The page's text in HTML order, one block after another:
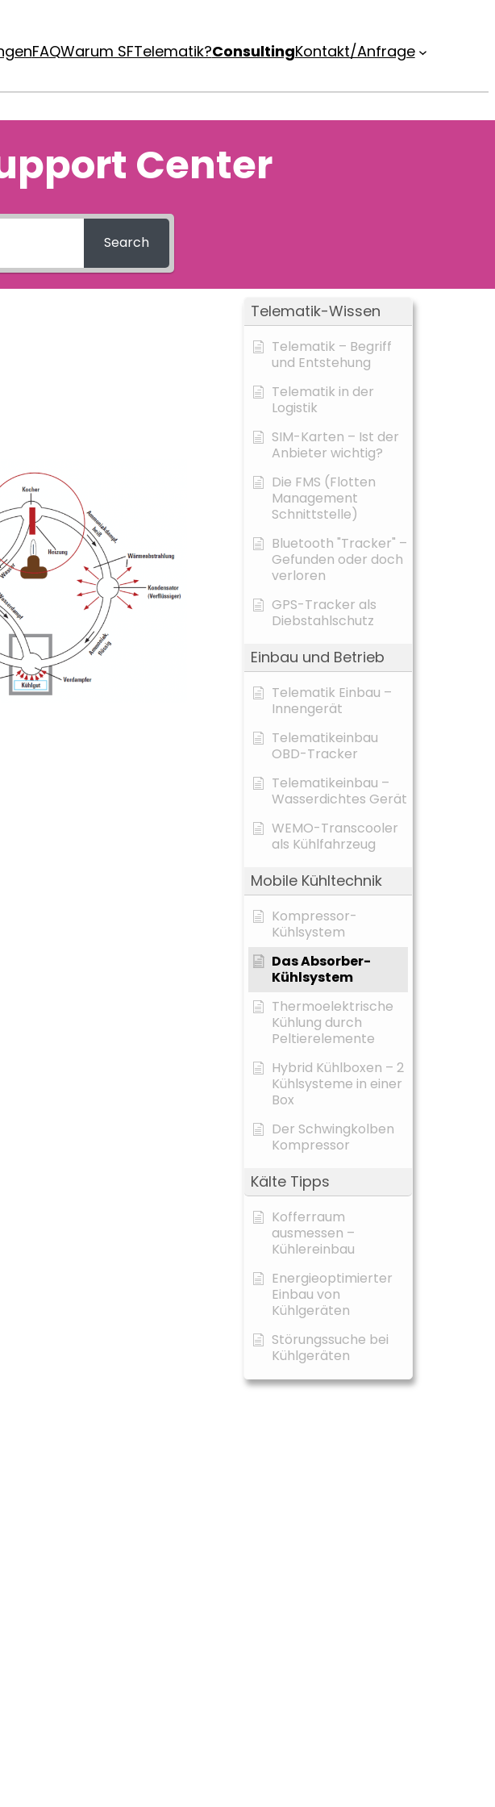
FAQWarum SFTelematik?ConsultingKontakt/Anfrage
Center
Search
Telematik-Wissen
Telematik – Begriff
und Entstehung
Telematik in der
Logistik
SIM-Karten – Ist der
Anbieter wichtig?
Die FMS (Flotten
Management
Schnittstelle)
Bluetooth "Tracker" –
Gefunden oder doch
verloren
GPS-Tracker als
Diebstahlschutz
Einbau und Betrieb
Telematik Einbau –
Innengerät
Telematikeinbau
OBD-Tracker
Telematikeinbau –
Wasserdichtes Gerät
WEMO-Transcooler
als Kühlfahrzeug
Mobile Kühltechnik
Kompressor-
Kühlsystem
Das Absorber-
Kühlsystem
Thermoelektrische
Kühlung durch
Peltierelemente
Hybrid Kühlboxen – 2
Kühlsysteme in einer
Box
Der Schwingkolben
Kompressor
Kälte Tipps
Kofferraum
ausmessen –
Kühlereinbau
Energieoptimierter
Einbau von
Kühlgeräten
Störungssuche bei
Kühlgeräten